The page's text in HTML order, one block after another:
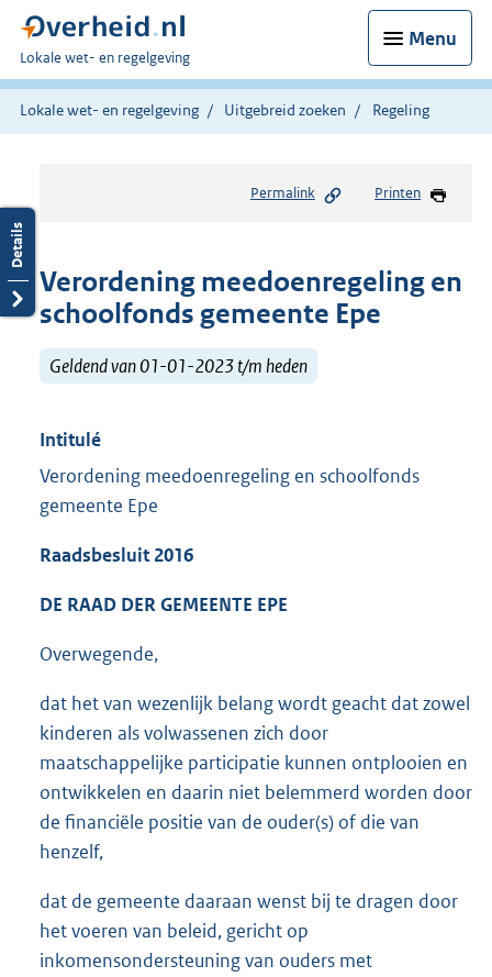
Menu
U
bent
hier:
Lokale wet- en regelgeving
Lokale wet- en regelgeving Uitgebreid zoeken Regeling
Permalink Printen
Verordening meedoenregeling en
schoolfonds gemeente Epe
Geldend van 01-01-2023 t/m heden
Intitulé
Verordening meedoenregeling en schoolfonds
gemeente Epe
Raadsbesluit 2016
DE RAAD DER GEMEENTE EPE
Overwegende,
dat het van wezenlijk belang wordt geacht dat zowel
kinderen als volwassenen zich door
maatschappelijke participatie kunnen ontplooien en
ontwikkelen en daarin niet belemmerd worden door
de financiële positie van de ouder(s) of die van
henzelf,
dat de gemeente daaraan wenst bij te dragen door
het voeren van beleid, gericht op
inkomensondersteuning van ouders met